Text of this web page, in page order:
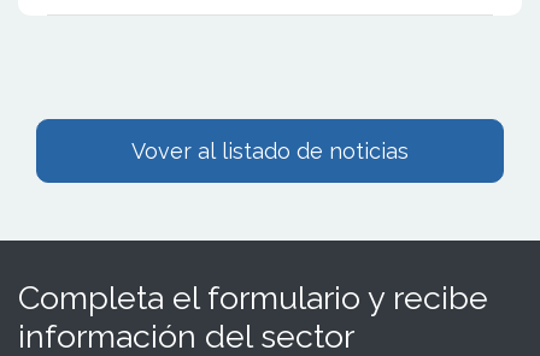
Vover al listado de noticias
Completa el formulario y recibe
información del sector